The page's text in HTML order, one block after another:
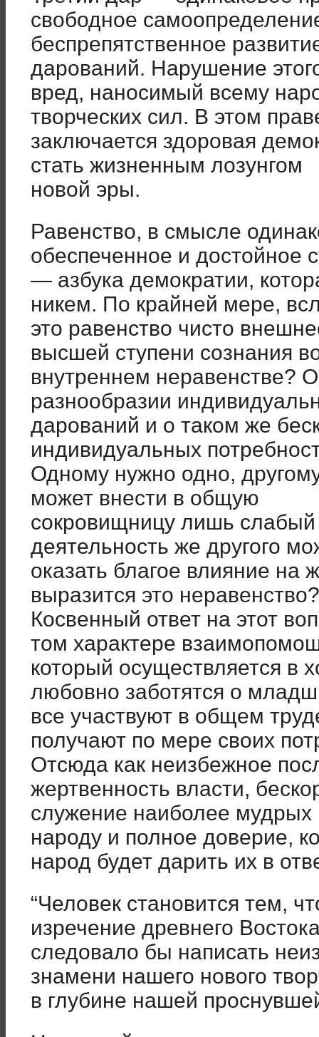
свободное
беспрепятственное
дарований. Нарушение
вред, наносимый всему
творческих сил. В этом
заключается здоровая
стать жизненным лозунгом
новой эры.
Равенство, в смысле
обеспеченное и достойное
— азбука демократии,
никем. По крайней мере,
это равенство чисто
высшей ступени сознания
внутреннем неравенстве?
разнообразии
дарований и о таком же
индивидуальных
Одному нужно одно,
может внести в общую
сокровищницу лишь
деятельность же другого
оказать благое влияние на
выразится это неравенство?
Косвенный ответ на этот
том характере
который осуществляется в
любовно заботятся о
все участвуют в общем
получают по мере своих
Отсюда как неизбежное
жертвенность власти,
служение наиболее
народу и полное доверие,
народ будет дарить их в
“Человек становится тем,
изречение древнего
следовало бы написать
знамени нашего нового
в глубине нашей